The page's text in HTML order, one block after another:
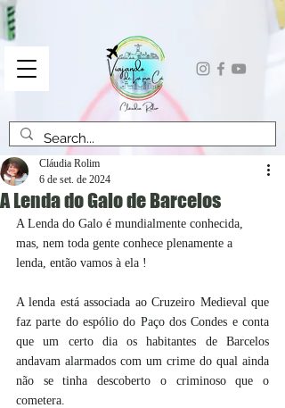
A Lenda do Galo de Barcelos
Cláudia Rolim
6 de set. de 2024
A Lenda do Galo é mundialmente conhecida,
mas, nem toda gente conhece plenamente a
lenda, então vamos à ela !
A lenda está associada ao Cruzeiro Medieval que
faz parte do espólio do Paço dos Condes e conta
que um certo dia os habitantes de Barcelos
andavam alarmados com um crime do qual ainda
não se tinha descoberto o criminoso que o
cometera.